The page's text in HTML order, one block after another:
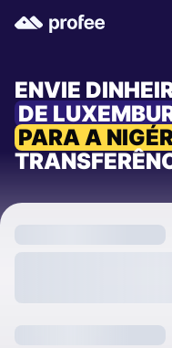
ENVIE
DE
PARA A